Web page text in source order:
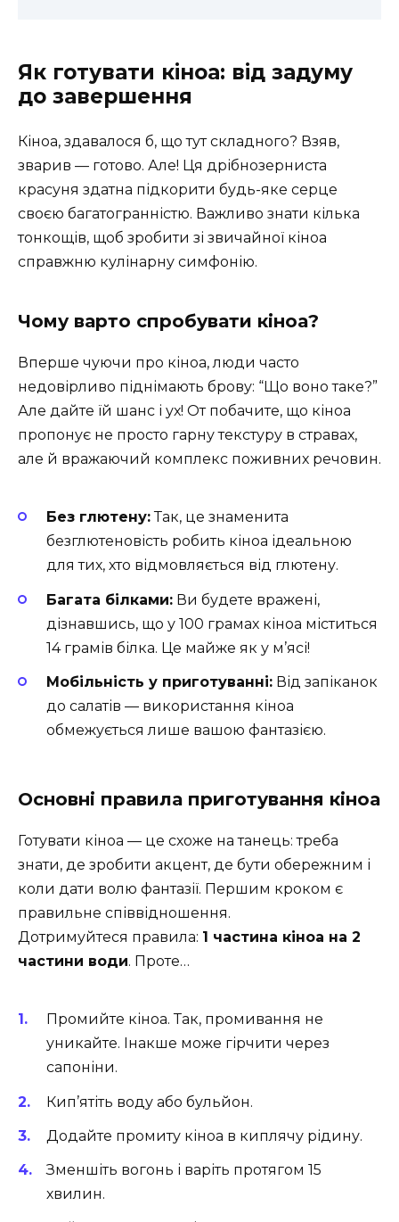
Як готувати кіноа: від задуму
до завершення
Кіноа, здавалося б, що тут складного? Взяв,
зварив — готово. Але! Ця дрібнозерниста
красуня здатна підкорити будь-яке серце
своєю багатогранністю. Важливо знати кілька
тонкощів, щоб зробити зі звичайної кіноа
справжню кулінарну симфонію.
Чому варто спробувати кіноа?
Вперше чуючи про кіноа, люди часто
недовірливо піднімають брову: “Що воно таке?”
Але дайте їй шанс і ух! От побачите, що кіноа
пропонує не просто гарну текстуру в стравах,
але й вражаючий комплекс поживних речовин.
Без глютену:Так, це знаменита
безглютеновість робить кіноа ідеальною
для тих, хто відмовляється від глютену.
Багата білками: Ви будете вражені,
дізнавшись, що у 100 грамах кіноа міститься
14 грамів білка. Це майже як у м’ясі!
Мобільність у приготуванні: Від запіканок
до салатів — використання кіноа
обмежується лише вашою фантазією.
Основні правила приготування кіноа
Готувати кіноа — це схоже на танець: треба
знати, де зробити акцент, де бути обережним і
коли дати волю фантазії. Першим кроком є
правильне співвідношення.
Дотримуйтеся правила: 1 частина кіноа на 2
частини води. Проте…
Промийте кіноа. Так, промивання не
уникайте. Інакше може гірчити через
сапоніни.
Кип’ятіть воду або бульйон.
Додайте промиту кіноа в киплячу рідину.
Зменшіть вогонь і варіть протягом 15
хвилин.